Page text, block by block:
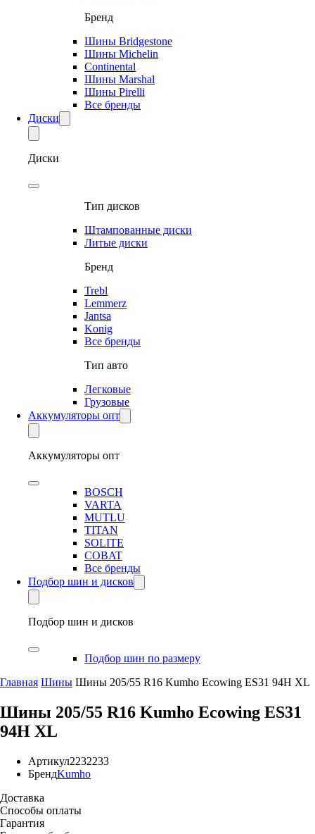
Бренд
Шины Bridgestone
Шины Michelin
Continental
Шины Marshal
Шины Pirelli
Все бренды
Диски
Диски
Тип дисков
Штампованные диски
Литые диски
Бренд
Trebl
Lemmerz
Jantsa
Konig
Все бренды
Тип авто
Легковые
Грузовые
Аккумуляторы опт
Аккумуляторы опт
BOSCH
VARTA
MUTLU
TITAN
SOLITE
COBAT
Все бренды
Подбор шин и дисков
Подбор шин и дисков
Подбор шин по размеру
Главная Шины Шины 205/55 R16 Kumho Ecowing ES31 94H XL
Шины 205/55 R16 Kumho Ecowing ES31
94H XL
Артикул2232233
БрендKumho
Доставка
Способы оплаты
Гарантия